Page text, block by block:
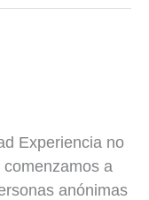
Experiencia no
a
anónimas